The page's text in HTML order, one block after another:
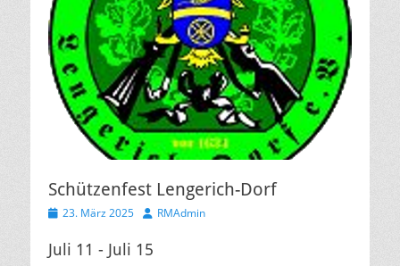
Schützenfest Lengerich-Dorf
Veröffentlicht
23. März 2025 AutorRMAdmin
Juli 11 - Juli 15